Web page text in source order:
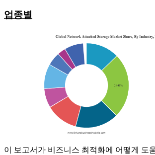
업종별
이 보고서가 비즈니스 최적화에 어떻게 도